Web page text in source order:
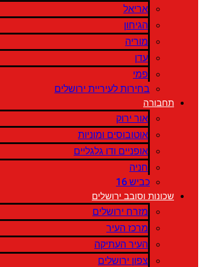
אריאל
הגיחון
מוריה
עדן
פמי
בחירות לעיריית ירושלים
תחבורה
אור ירוק
אוטובוסים ומוניות
אופניים ודו גלגליים
חניה
כביש 16
שכונות וסובב ירושלים
מזרח ירושלים
מרכז העיר
העיר העתיקה
צפון ירושלים